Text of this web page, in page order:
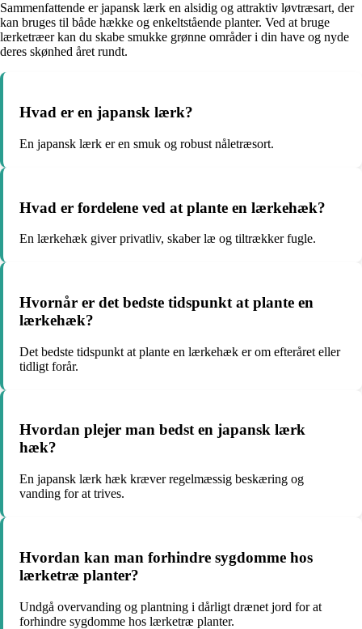
Sammenfattende er japansk lærk en alsidig og attraktiv løvtræsart, der
kan bruges til både hække og enkeltstående planter. Ved at bruge
lærketræer kan du skabe smukke grønne områder i din have og nyde
deres skønhed året rundt.
Hvad er en japansk lærk?
En japansk lærk er en smuk og robust nåletræsort.
Hvad er fordelene ved at plante en lærkehæk?
En lærkehæk giver privatliv, skaber læ og tiltrækker fugle.
Hvornår er det bedste tidspunkt at plante en
lærkehæk?
Det bedste tidspunkt at plante en lærkehæk er om efteråret eller
tidligt forår.
Hvordan plejer man bedst en japansk lærk
hæk?
En japansk lærk hæk kræver regelmæssig beskæring og
vanding for at trives.
Hvordan kan man forhindre sygdomme hos
lærketræ planter?
Undgå overvanding og plantning i dårligt drænet jord for at
forhindre sygdomme hos lærketræ planter.